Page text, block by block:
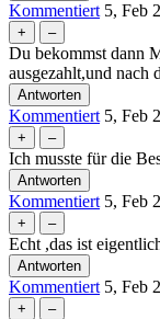
Kommentiert 5, Feb
Du bekommst dann
ausgezahlt,und nach
Kommentiert 5, Feb
Ich musste für die
Kommentiert 5, Feb
Echt ,das ist
Kommentiert 5, Feb